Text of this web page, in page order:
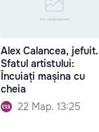
Alex Calancea, jefuit.
Sfatul artistului:
Încuiați mașina cu
cheia
22 Мар. 13:25